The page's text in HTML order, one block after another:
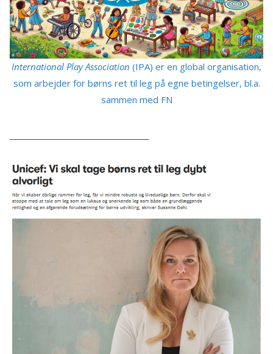
International Play Association (IPA) er en global organisation,
som arbejder for børns ret til leg på egne betingelser, bl.a.
sammen med FN